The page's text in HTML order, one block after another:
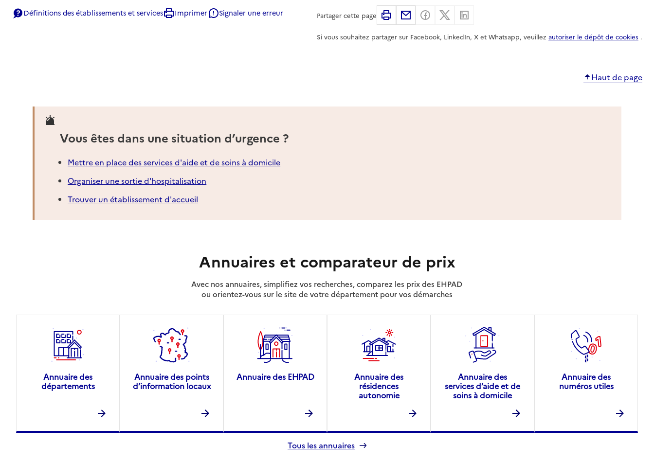
Définitions des établissements et services Imprimer Signaler une erreur Partager cette page ImprimerPartager par email
Partager sur Facebook
Partager sur X
Si vous souhaitez partager sur Facebook, LinkedIn, X et Whatsapp, veuillez autoriser le dépôt de cookies .
Haut de page
Vous êtes dans une situation d’urgence ?
Mettre en place des services d'aide et de soins à domicile
Organiser une sortie d'hospitalisation
Trouver un établissement d'accueil
Annuaires et comparateur de prix
Avec nos annuaires, simplifiez vos recherches, comparez les prix des EHPAD
ou orientez-vous sur le site de votre département pour vos démarches
Annuaire des
départements
Annuaire des points
d’information locaux
Annuaire des EHPAD
Annuaire des
résidences
autonomie
Annuaire des
services d’aide et de
soins à domicile
Annuaire des
numéros utiles
Tous les annuaires